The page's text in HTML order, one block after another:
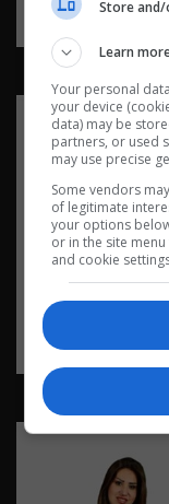
Store
Learn
Your personal
your device
data) may be
partners, or used
may use precise
Some vendors
of legitimate
your options
or in the site
and cookie